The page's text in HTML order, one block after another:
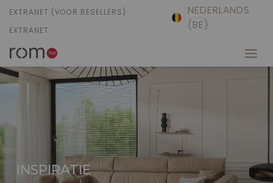
EXTRANET (VOOR RESELLERS)
EXTRANET
NEDERLANDS
(BE)
INSPIRATIE